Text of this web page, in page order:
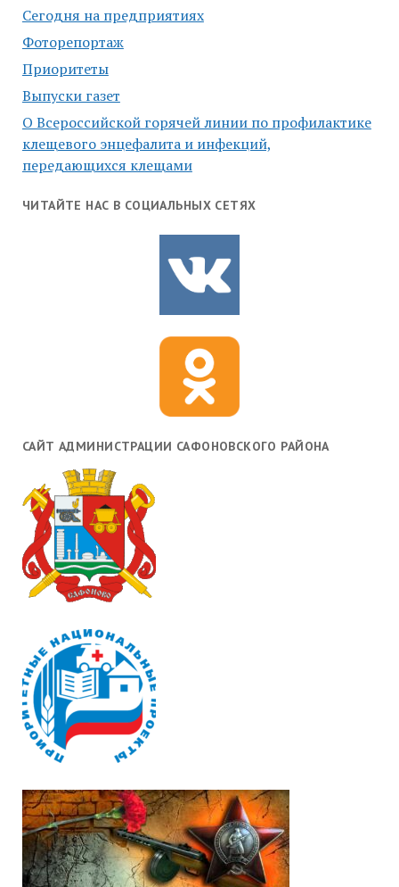
Сегодня на предприятиях
Фоторепортаж
Приоритеты
Выпуски газет
О Всероссийской горячей линии по профилактике
клещевого энцефалита и инфекций,
передающихся клещами
ЧИТАЙТЕ НАС В СОЦИАЛЬНЫХ СЕТЯХ
САЙТ АДМИНИСТРАЦИИ САФОНОВСКОГО РАЙОНА